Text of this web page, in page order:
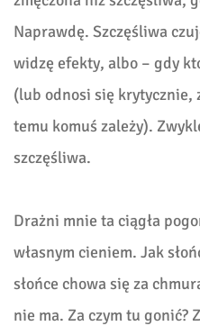
Naprawdę. Szczęśliwa
widzę efekty, albo – gdy
(lub odnosi się krytycznie,
temu komuś zależy).
szczęśliwa.
Drażni mnie ta ciągła
własnym cieniem. Jak
słońce chowa się za
nie ma. Za czym tu gonić?